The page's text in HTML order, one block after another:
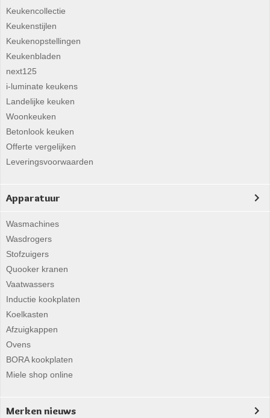
Keukencollectie
Keukenstijlen
Keukenopstellingen
Keukenbladen
next125
i-luminate keukens
Landelijke keuken
Woonkeuken
Betonlook keuken
Offerte vergelijken
Leveringsvoorwaarden
Apparatuur
Wasmachines
Wasdrogers
Stofzuigers
Quooker kranen
Vaatwassers
Inductie kookplaten
Koelkasten
Afzuigkappen
Ovens
BORA kookplaten
Miele shop online
Merken nieuws